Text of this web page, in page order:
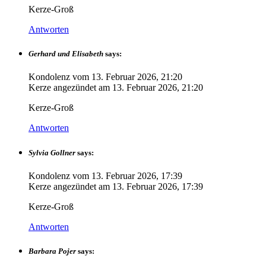
Kerze-Groß
Antworten
Gerhard und Elisabeth says:
Kondolenz vom 13. Februar 2026, 21:20
Kerze angezündet am 13. Februar 2026, 21:20
Kerze-Groß
Antworten
Sylvia Gollner says:
Kondolenz vom 13. Februar 2026, 17:39
Kerze angezündet am 13. Februar 2026, 17:39
Kerze-Groß
Antworten
Barbara Pojer says: